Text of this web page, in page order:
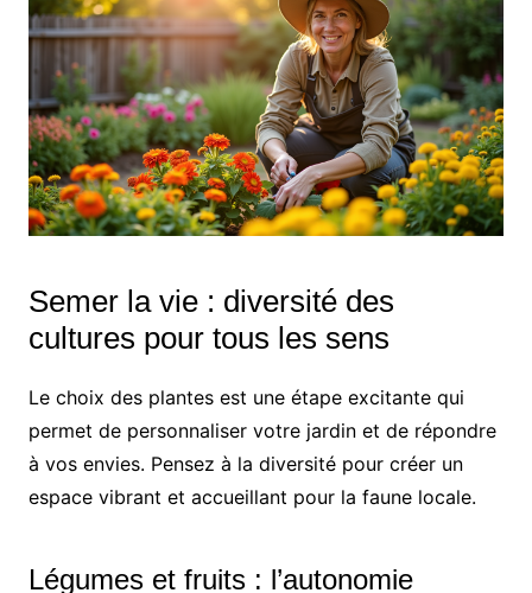
Semer la vie : diversité des
cultures pour tous les sens
Le choix des plantes est une étape excitante qui
permet de personnaliser votre jardin et de répondre
à vos envies. Pensez à la diversité pour créer un
espace vibrant et accueillant pour la faune locale.
Légumes et fruits : l’autonomie